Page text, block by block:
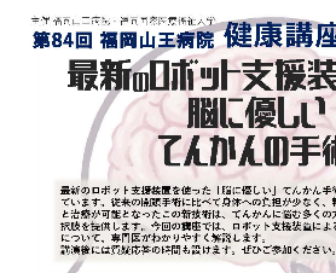
人間ドック
当院について
医療関係者の方へ
採用情報